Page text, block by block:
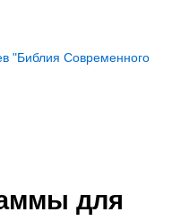
"Библия Современного
для